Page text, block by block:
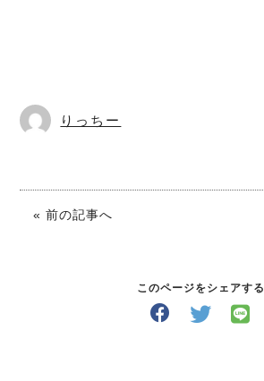
りっちー
« 前の記事へ
このページをシェアする